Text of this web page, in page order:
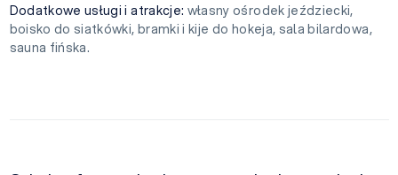
Dodatkowe usługi i atrakcje: własny ośrodek jeździecki,
boisko do siatkówki, bramki i kije do hokeja, sala bilardowa,
sauna fińska.